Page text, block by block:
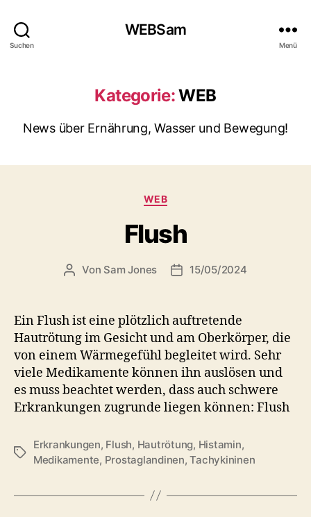
Suchen
WEBSam
Menü
Kategorie:WEB
News über Ernährung, Wasser und Bewegung!
Kategorien
WEB
Flush
Beitragsautor
Von Sam Jones Veröffentlichungsdatum
15/05/2024
Ein Flush ist eine plötzlich auftretende
Hautrötung im Gesicht und am Oberkörper, die
von einem Wärmegefühl begleitet wird. Sehr
viele Medikamente können ihn auslösen und
es muss beachtet werden, dass auch schwere
Erkrankungen zugrunde liegen können: Flush
Schlagwörter
Erkrankungen, Flush, Hautrötung, Histamin,
Medikamente, Prostaglandinen,Tachykininen